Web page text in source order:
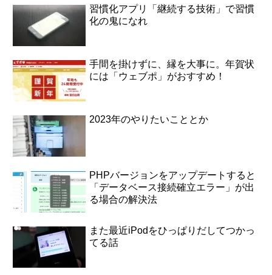
習慣化アプリ「継続する技術」で習慣
化の鬼になれ
手間を掛けずに、縁を大事に。年賀状
には「ウェブポ」がおすすめ！
2023年のやりたいこととか
PHPバージョンをアップデートすると
「データベース接続確立エラー」が出
る場合の解決法
また最近iPodをひっぱりだしてつかっ
てる話